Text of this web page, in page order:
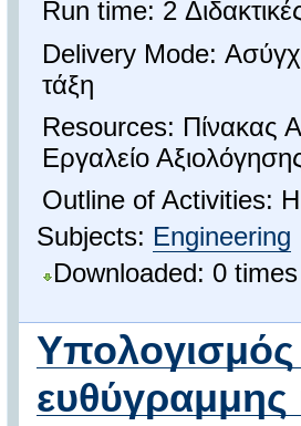
Run time: 2
Delivery Mode:
τάξη
Resources: Πίνακας
Εργαλείο
Outline of Activities:
Subjects: Engineering
Downloaded: 0 times
ευθύγραμμης